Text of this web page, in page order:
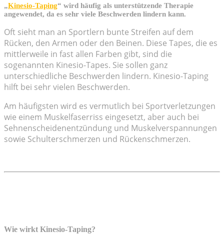
„Kinesio-Taping“ wird häufig als unterstützende Therapie
angewendet, da es sehr viele Beschwerden lindern kann.
Oft sieht man an Sportlern bunte Streifen auf dem
Rücken, den Armen oder den Beinen. Diese Tapes, die es
mittlerweile in fast allen Farben gibt, sind die
sogenannten Kinesio-Tapes. Sie sollen ganz
unterschiedliche Beschwerden lindern. Kinesio-Taping
hilft bei sehr vielen Beschwerden.
Am häufigsten wird es vermutlich bei Sportverletzungen
wie einem Muskelfaserriss eingesetzt, aber auch bei
Sehnenscheidenentzündung und Muskelverspannungen
sowie Schulterschmerzen und Rückenschmerzen.
Wie wirkt Kinesio-Taping?